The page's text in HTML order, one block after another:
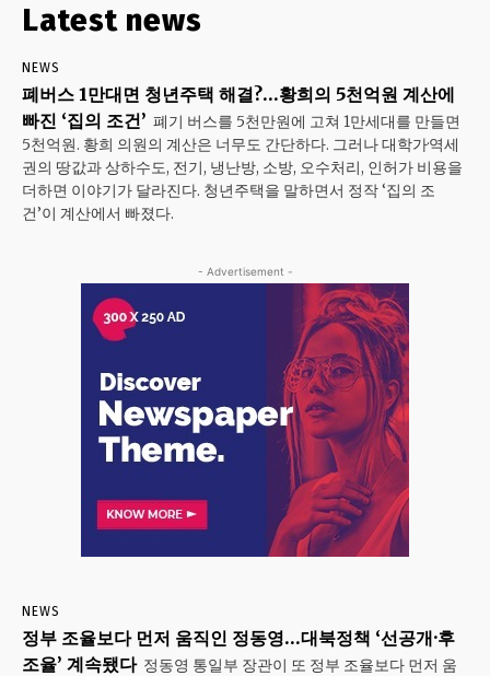
Latest news
NEWS
폐버스 1만대면 청년주택 해결?…황희의 5천억원 계산에
빠진 ‘집의 조건’ 폐기 버스를 5천만원에 고쳐 1만세대를 만들면
5천억원. 황희 의원의 계산은 너무도 간단하다. 그러나 대학가·역세
권의 땅값과 상하수도, 전기, 냉난방, 소방, 오수처리, 인허가 비용을
더하면 이야기가 달라진다. 청년주택을 말하면서 정작 ‘집의 조
건’이 계산에서 빠졌다.
- Advertisement -
NEWS
정부 조율보다 먼저 움직인 정동영…대북정책 ‘선공개·후
조율’ 계속됐다 정동영 통일부 장관이 또 정부 조율보다 먼저 움